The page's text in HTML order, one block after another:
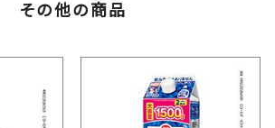
その他の商品